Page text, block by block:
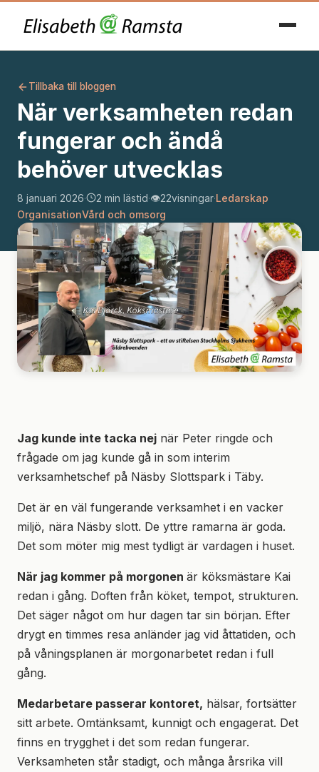
Tillbaka till bloggen
När verksamheten redan
fungerar och ändå
behöver utvecklas
8 januari 2026· 2 min lästid·👁️22visningar·Ledarskap
OrganisationVård och omsorg
Jag kunde inte tacka nej när Peter ringde och
frågade om jag kunde gå in som interim
verksamhetschef på Näsby Slottspark i Täby.
Det är en väl fungerande verksamhet i en vacker
miljö, nära Näsby slott. De yttre ramarna är goda.
Det som möter mig mest tydligt är vardagen i huset.
När jag kommer på morgonen är köksmästare Kai
redan i gång. Doften från köket, tempot, strukturen.
Det säger något om hur dagen tar sin början. Efter
drygt en timmes resa anländer jag vid åttatiden, och
på våningsplanen är morgonarbetet redan i full
gång.
Medarbetare passerar kontoret, hälsar, fortsätter
sitt arbete. Omtänksamt, kunnigt och engagerat. Det
finns en trygghet i det som redan fungerar.
Verksamheten står stadigt, och många årsrika vill